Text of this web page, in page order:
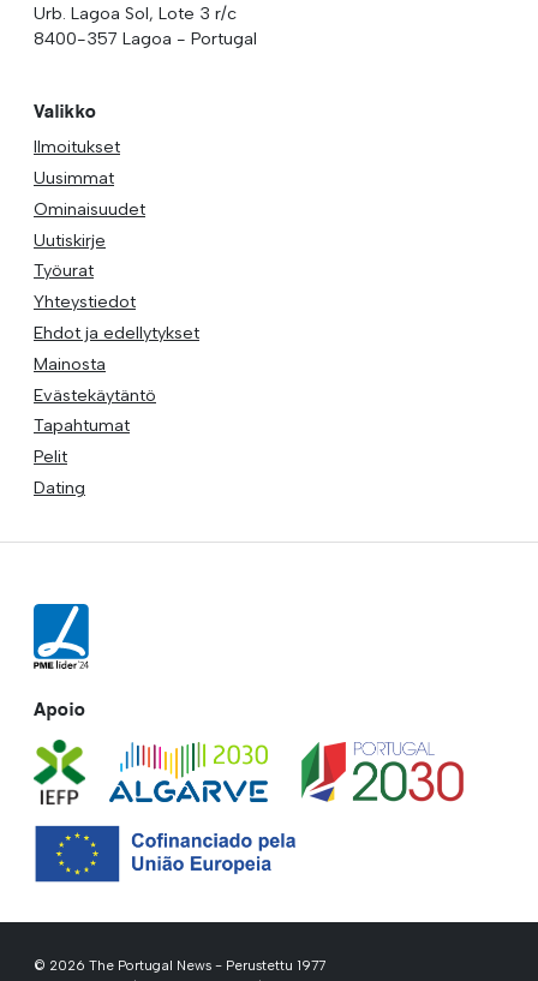
Urb. Lagoa Sol, Lote 3 r/c
8400-357 Lagoa - Portugal
Valikko
Ilmoitukset
Uusimmat
Ominaisuudet
Uutiskirje
Työurat
Yhteystiedot
Ehdot ja edellytykset
Mainosta
Evästekäytäntö
Tapahtumat
Pelit
Dating
Apoio
© 2026 The Portugal News - Perustettu 1977